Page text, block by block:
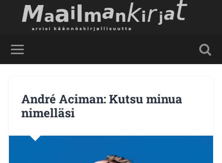
André Aciman: Kutsu minua
nimelläsi